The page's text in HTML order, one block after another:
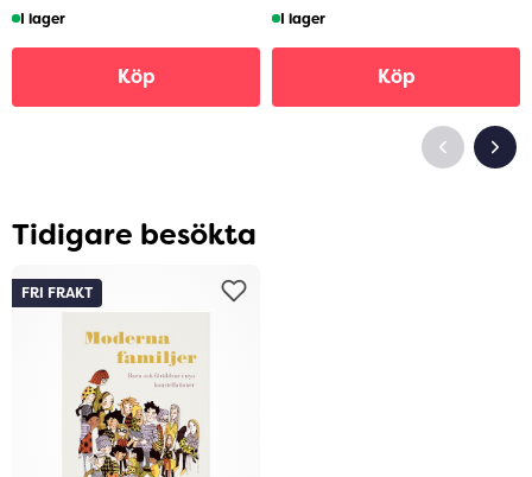
I lager
Köp
I lager
Köp
Tidigare besökta
FRI FRAKT